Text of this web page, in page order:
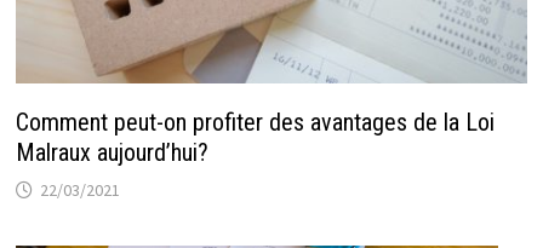
Comment peut-on profiter des avantages de la Loi
Malraux aujourd’hui?
22/03/2021